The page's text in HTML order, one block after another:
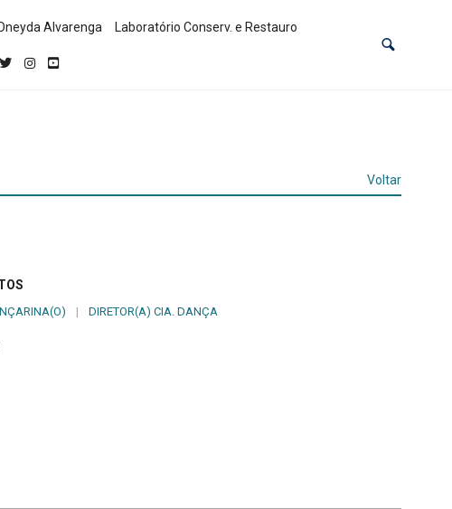
Alvarenga Laboratório Conserv. e Restauro
Voltar
| DIRETOR(A) CIA. DANÇA